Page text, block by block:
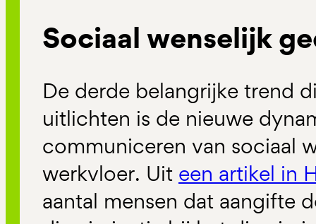
Sociaal wenselijk
De derde belangrijke trend
uitlichten is de nieuwe
communiceren van sociaal
werkvloer. Uit een artikel in
aantal mensen dat aangifte